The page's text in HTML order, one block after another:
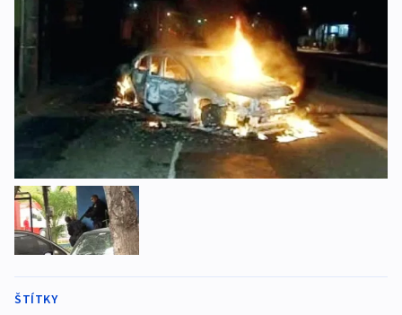
ŠTÍTKY